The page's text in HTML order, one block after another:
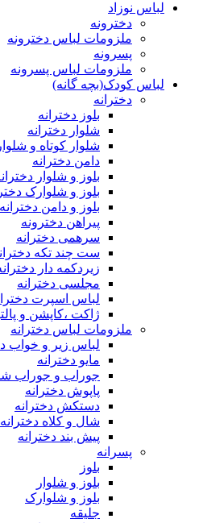
لباس نوزاد
دخترونه
ملزومات لباس دخترونه
پسرونه
ملزومات لباس پسرونه
لباس کودک(بچه گانه)
دخترانه
بلوز دخترانه
شلوار دخترانه
شلوار کوتاه و
دامن دخترانه
بلوز و شلوار
بلوز و شلوارک
بلوز و دامن دخترانه
پیراهن دخترونه
سرهمی دخترانه
ست چند تکه
زیردکمه دار
مجلسی دخترانه
لباس اسپرت
ژاکت ،کاپشن و
ملزومات لباس دخترانه
لباس زیر و خواب
مایو دخترانه
جوراب و جوراب
پاپوش دخترانه
دستکش دخترانه
شال و کلاه دخترانه
پیش بند دخترانه
پسرانه
بلوز
بلوز و شلوار
بلوز و شلوارک
جلیقه